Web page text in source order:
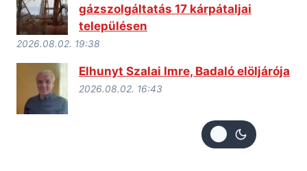
gázszolgáltatás 17 kárpátaljai
településen
2026.08.02. 19:38
Elhunyt Szalai Imre, Badaló elöljárója
2026.08.02. 16:43